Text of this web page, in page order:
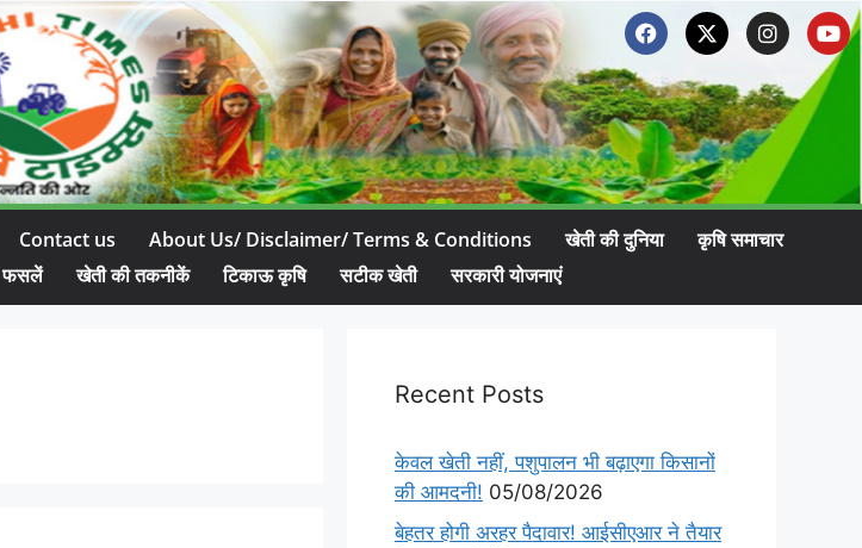
Contact us About Us/ Disclaimer/ Terms & Conditions खेती की दुनिया
कृषि समाचार
फसलें खेती की तकनीकें टिकाऊ कृषि सटीक खेती सरकारी योजनाएं
Recent Posts
केवल खेती नहीं, पशुपालन भी बढ़ाएगा किसानों
की आमदनी! 05/08/2026
बेहतर होगी अरहर पैदावार! आईसीएआर ने तैयार